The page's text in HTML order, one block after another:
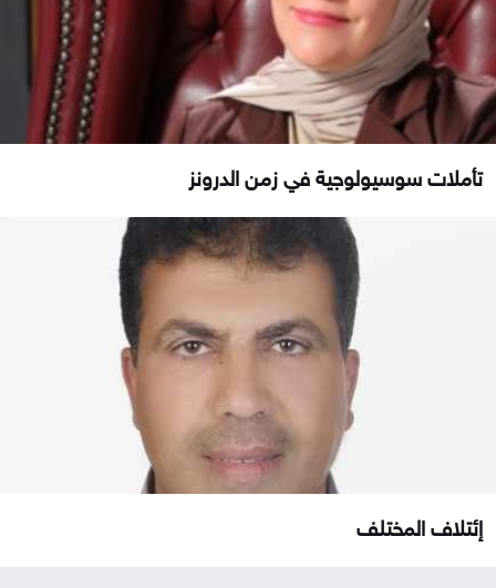
تأملات سوسيولوجية في زمن الدرونز
إئتلاف المختلف